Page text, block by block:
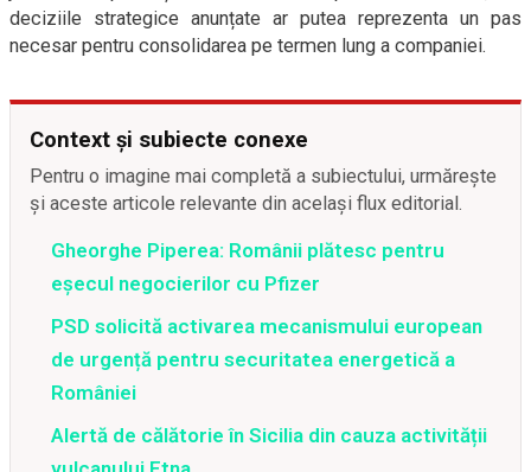
deciziile strategice anunțate ar putea reprezenta un pas
necesar pentru consolidarea pe termen lung a companiei.
Context și subiecte conexe
Pentru o imagine mai completă a subiectului, urmărește
și aceste articole relevante din același flux editorial.
Gheorghe Piperea: Românii plătesc pentru
eșecul negocierilor cu Pfizer
PSD solicită activarea mecanismului european
de urgență pentru securitatea energetică a
României
Alertă de călătorie în Sicilia din cauza activității